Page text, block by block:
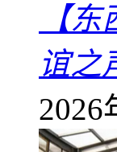
【
谊之
2026